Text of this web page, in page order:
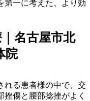
第一に考えた、より効
名古屋市北
院
れる患者様の中で、交
傷と腰部捻挫がよく